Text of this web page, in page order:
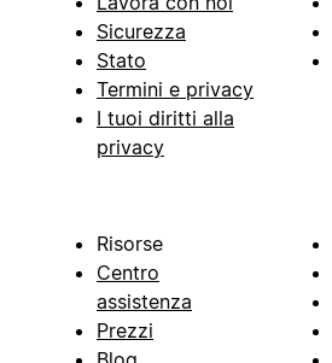
Sicurezza
Stato
Termini e privacy
I tuoi diritti alla
privacy
Risorse
Centro
assistenza
Prezzi